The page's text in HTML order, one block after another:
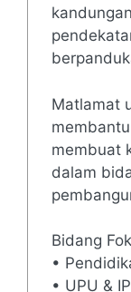
Matlamat
membuat
dalam
Bidang
•
• UPU &